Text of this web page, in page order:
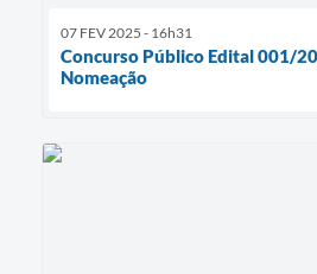
07 FEV 2025 - 16h31
Concurso Público Edital 001/
Nomeação